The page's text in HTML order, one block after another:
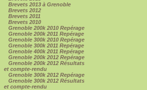
Brevets 2013 à Grenoble
Brevets 2012
Brevets 2011
Brevets 2010
Grenoble 200k 2010 Repérage
Grenoble 200k 2011 Repérage
Grenoble 300k 2010 Repérage
Grenoble 300k 2011 Repérage
Grenoble 400k 2011 Repérage
Grenoble 200k 2012 Repérage
Grenoble 200k 2012 Résultats
et compte-rendu
Grenoble 300k 2012 Repérage
Grenoble 300k 2012 Résultats
et compte-rendu